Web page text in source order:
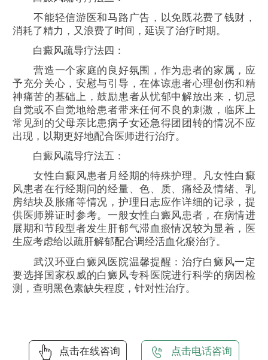
不能轻信游医和马路广告，以免既花费了钱财，
消耗了精力，又浪费了时间，延误了治疗时期。
白癜风疏导疗法四：
营造一个家庭的良好氛围，作为患者的家属，应
予充分关心，安慰与引导，在体谅患者心理创伤和精
神痛苦的基础上，鼓励患者从忧郁中解放出来，切忌
自觉或不自觉地给患者带来任何不良的刺激，临床上
常见到的父母亲比患病子女还急得团团转的情况不应
出现，以期更好地配合医师进行治疗。
白癜风疏导疗法五：
女性白癜风患者月经期的特殊护理。凡女性白癜
风患者在行经期问的经量、色、质、痛经及情绪、乳
房结块及胀痛等情况，护理日志应作详细的记录，提
供医师辨证时参考。一般女性白癜风患者，在病情进
展期和节段型者发生肝郁气滞血瘀情况较为显着，医
生应考虑给以疏肝解郁配合调经活血化瘀治疗。
武汉环亚白癜风医院温馨提醒：治疗白癜风一定
要选择国家权威的白癜风专科医院进行科学的病因检
测，查明黑色素缺失程度，针对性治疗。
点击在线咨询 点击电话咨询